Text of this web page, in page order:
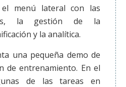
el menú lateral con las
la gestión de la
y la analítica.
una pequeña demo de
de entrenamiento. En el
de las tareas en